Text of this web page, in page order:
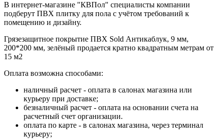
В интернет-магазине "КВПол" специалисты компании
подберут ПВХ плитку для пола с учётом требований к
помещению и дизайну.
Грязезащитное покрытие ПВХ Sold Антикаблук, 9 мм,
200*200 мм, зелёный продается кратно квадратным метрам от
15 м2
Оплата возможна способами:
наличный расчет - оплата в салонах магазина или
курьеру при доставке;
безналичный расчет - оплата на основании счета на
расчетный счет организации.
оплата по карте - в салонах магазина, через терминал
курьеру;